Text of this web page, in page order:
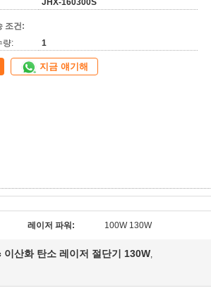
JHX-160300S
조건:
량:
1
지금 얘기해
레이저 파워: 100W 130W
이산화 탄소 레이저 절단기 130W,